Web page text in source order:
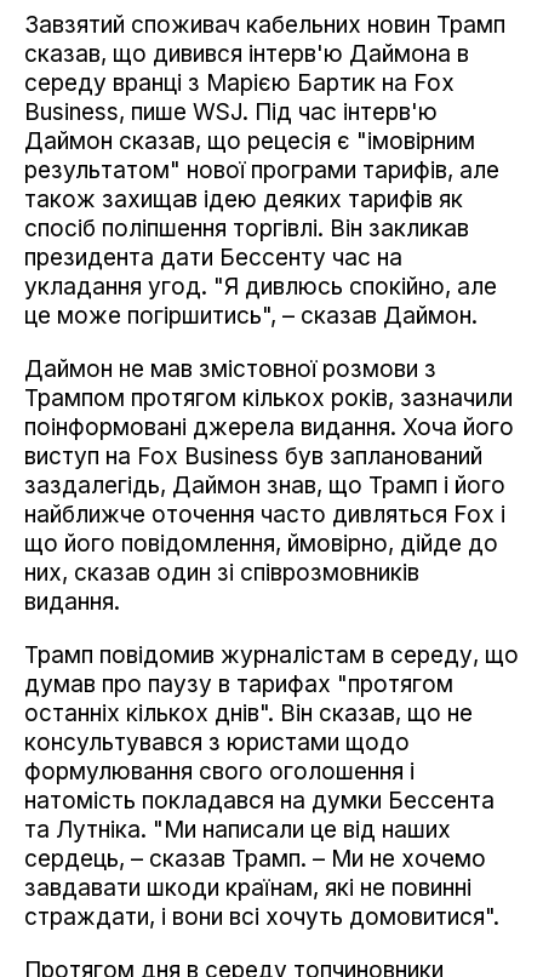
Завзятий споживач кабельних новин Трамп
сказав, що дивився інтерв'ю Даймона в
середу вранці з Марією Бартик на Fox
Business, пише WSJ. Під час інтерв'ю
Даймон сказав, що рецесія є "імовірним
результатом" нової програми тарифів, але
також захищав ідею деяких тарифів як
спосіб поліпшення торгівлі. Він закликав
президента дати Бессенту час на
укладання угод. "Я дивлюсь спокійно, але
це може погіршитись", – сказав Даймон.
Даймон не мав змістовної розмови з
Трампом протягом кількох років, зазначили
поінформовані джерела видання. Хоча його
виступ на Fox Business був запланований
заздалегідь, Даймон знав, що Трамп і його
найближче оточення часто дивляться Fox і
що його повідомлення, ймовірно, дійде до
них, сказав один зі співрозмовників
видання.
Трамп повідомив журналістам в середу, що
думав про паузу в тарифах "протягом
останніх кількох днів". Він сказав, що не
консультувався з юристами щодо
формулювання свого оголошення і
натомість покладався на думки Бессента
та Лутніка. "Ми написали це від наших
сердець, – сказав Трамп. – Ми не хочемо
завдавати шкоди країнам, які не повинні
страждати, і вони всі хочуть домовитися".
Протягом дня в середу топчиновники